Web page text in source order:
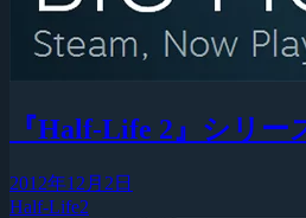
『Half-Life 2』シリ
2012年12月2日
Half-Life2